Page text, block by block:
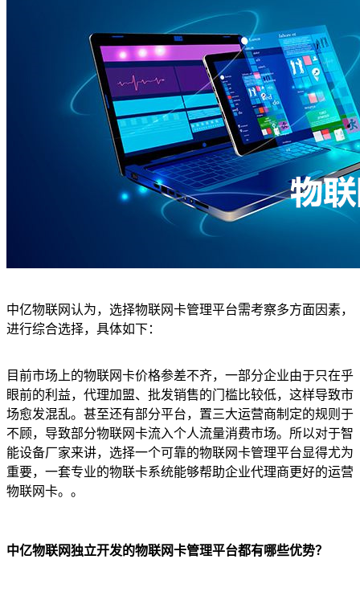
中亿物联网认为，选择物联网卡管理平台需考察多方面因素，
进行综合选择，具体如下：
目前市场上的物联网卡价格参差不齐，一部分企业由于只在乎
眼前的利益，代理加盟、批发销售的门槛比较低，这样导致市
场愈发混乱。甚至还有部分平台，置三大运营商制定的规则于
不顾，导致部分物联网卡流入个人流量消费市场。所以对于智
能设备厂家来讲，选择一个可靠的物联网卡管理平台显得尤为
重要，一套专业的物联卡系统能够帮助企业代理商更好的运营
物联网卡。。
中亿物联网独立开发的物联网卡管理平台都有哪些优势？